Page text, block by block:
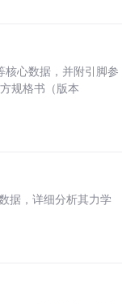
核心数据，并附引脚参
规格书（版本
据，详细分析其力学